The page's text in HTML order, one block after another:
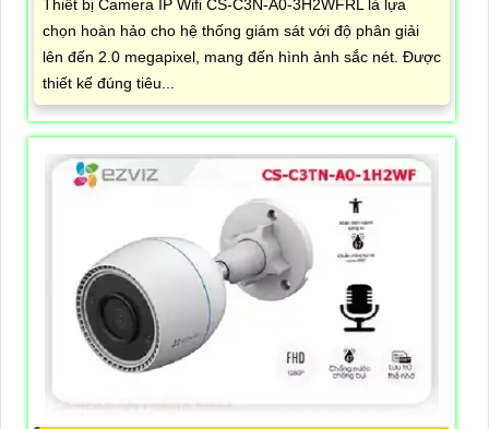
Thiết bị Camera IP Wifi CS-C3N-A0-3H2WFRL là lựa
chọn hoàn hảo cho hệ thống giám sát với độ phân giải
lên đến 2.0 megapixel, mang đến hình ảnh sắc nét. Được
thiết kế đúng tiêu...